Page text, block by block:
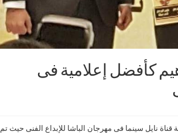
كأفضل إعلامية فى
قناة نايل سينما فى مهرجان الباشا للإبداع الفنى حيث تم